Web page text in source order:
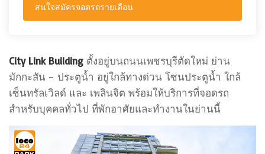
สนใจสมัครจอดรถรายเดือน
City Link Building ตั้งอยู่บนถนนเพชรบุรีตัดใหม่ ย่าน
มักกะสัน – ประตูน้ำ อยู่ใกล้ทางด่วน โซนประตูน้ำ ใกล้
เซ็นทรัลเวิลด์ และ เพลินจิต พร้อมให้บริการที่จอดรถ
สำหรับบุคคลทั่วไป ที่พักอาศัยและทำงานในย่านนี้